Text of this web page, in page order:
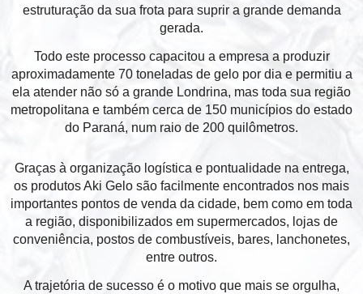
estruturação da sua frota para suprir a grande demanda
gerada.
Todo este processo capacitou a empresa a produzir
aproximadamente 70 toneladas de gelo por dia e permitiu a
ela atender não só a grande Londrina, mas toda sua região
metropolitana e também cerca de 150 municípios do estado
do Paraná, num raio de 200 quilômetros.
Graças à organização logística e pontualidade na entrega,
os produtos Aki Gelo são facilmente encontrados nos mais
importantes pontos de venda da cidade, bem como em toda
a região, disponibilizados em supermercados, lojas de
conveniência, postos de combustíveis, bares, lanchonetes,
entre outros.
A trajetória de sucesso é o motivo que mais se orgulha,